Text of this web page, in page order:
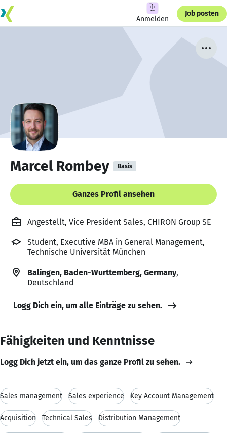
Anmelden
Job posten
Marcel Rombey Basis
Ganzes Profil ansehen
Angestellt, Vice President Sales, CHIRON Group SE
Student, Executive MBA in General Management,
Technische Universität München
Balingen, Baden-Wurttemberg, Germany,
Deutschland
Logg Dich ein, um alle Einträge zu sehen.
Fähigkeiten und Kenntnisse
Logg Dich jetzt ein, um das ganze Profil zu sehen.
Sales management Sales experience Key Account Management
Acquisition Technical Sales Distribution Management